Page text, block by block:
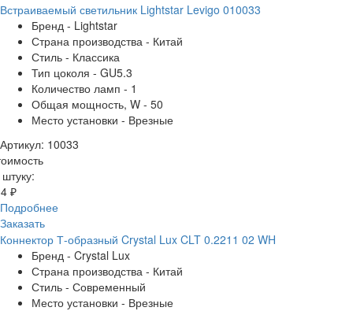
Встраиваемый светильник Lightstar Levigo 010033
Бренд - Lightstar
Страна производства - Китай
Стиль - Классика
Тип цоколя - GU5.3
Количество ламп - 1
Общая мощность, W - 50
Место установки - Врезные
Артикул: 10033
₽
Подробнее
Заказать
Коннектор Т-образный Crystal Lux CLT 0.2211 02 WH
Бренд - Crystal Lux
Страна производства - Китай
Стиль - Современный
Место установки - Врезные